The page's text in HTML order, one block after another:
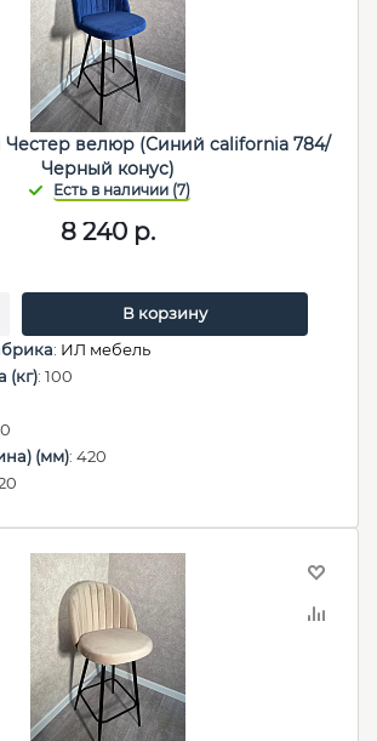
Честер велюр (Синий california 784/
Черный конус)
8 240 р.
В корзину
: ИЛ мебель
(кг): 100
(мм): 420